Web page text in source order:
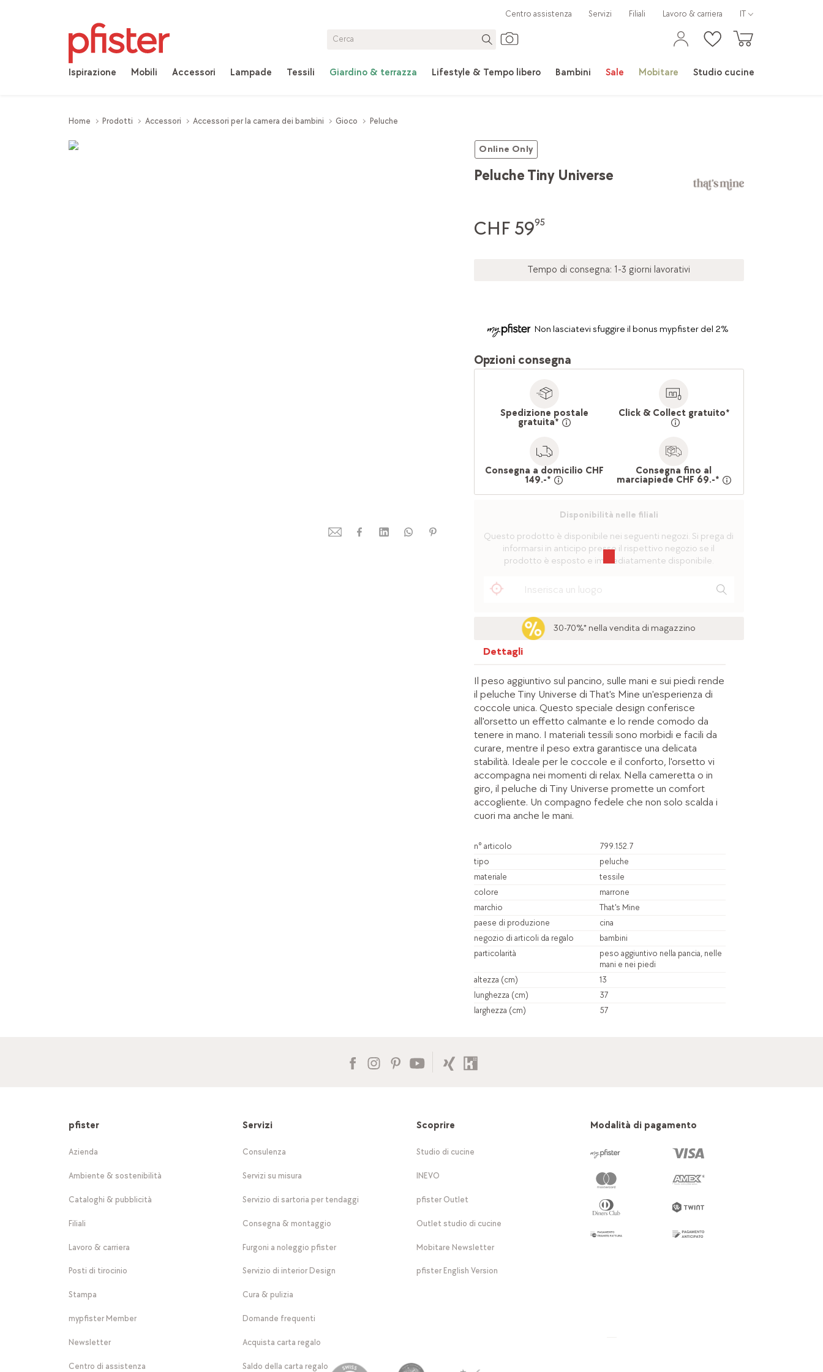
Ispirazione Mobili Accessori Lampade Tessili Giardino & terrazza Lifestyle & Tempo libero Bambini Sale Mobitare Studio cucine
Centro assistenza Servizi Filiali Lavoro & carriera IT
Home Prodotti Accessori Accessori per la camera dei bambini Gioco Peluche
Online Only
Peluche Tiny Universe
CHF 5995
Tempo di consegna: 1-3 giorni lavorativi
Non lasciatevi sfuggire il bonus mypfister del 2%
Opzioni consegna
Spedizione postale
gratuita*
Click & Collect gratuito*
Consegna a domicilio CHF
149.-*
Consegna fino al
marciapiede CHF 69.-*
Disponibilità nelle filiali
Questo prodotto è disponibile nei seguenti negozi. Si prega di
informarsi in anticipo presso il rispettivo negozio se il
prodotto è esposto e immediatamente disponibile.
30-70%* nella vendita di magazzino
Dettagli
Il peso aggiuntivo sul pancino, sulle mani e sui piedi rende
il peluche Tiny Universe di That's Mine un'esperienza di
coccole unica. Questo speciale design conferisce
all'orsetto un effetto calmante e lo rende comodo da
tenere in mano. I materiali tessili sono morbidi e facili da
curare, mentre il peso extra garantisce una delicata
stabilità. Ideale per le coccole e il conforto, l'orsetto vi
accompagna nei momenti di relax. Nella cameretta o in
giro, il peluche di Tiny Universe promette un comfort
accogliente. Un compagno fedele che non solo scalda i
cuori ma anche le mani.
n° articolo
799.152.7
tipo
peluche
materiale
tessile
colore
marrone
marchio
That's Mine
paese di produzione
cina
negozio di articoli da regalo
bambini
particolarità
peso aggiuntivo nella pancia, nelle
mani e nei piedi
altezza (cm)
13
lunghezza (cm)
37
larghezza (cm)
57
pfister
Azienda
Ambiente & sostenibilità
Cataloghi & pubblicità
Filiali
Lavoro & carriera
Posti di tirocinio
Stampa
mypfister Member
Newsletter
Centro di assistenza
Servizi
Consulenza
Servizi su misura
Servizio di sartoria per tendaggi
Consegna & montaggio
Furgoni a noleggio pfister
Servizio di interior Design
Cura & pulizia
Domande frequenti
Acquista carta regalo
Saldo della carta regalo
Scoprire
Studio di cucine
INEVO
pfister Outlet
Outlet studio di cucine
Mobitare Newsletter
pfister English Version
Modalità di pagamento